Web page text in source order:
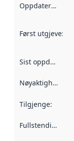
Oppdateringsfrekvens
Først utgjeve:
Sist oppdatert
Nøyaktigheit
Tilgjenge:
Fullstendigheit